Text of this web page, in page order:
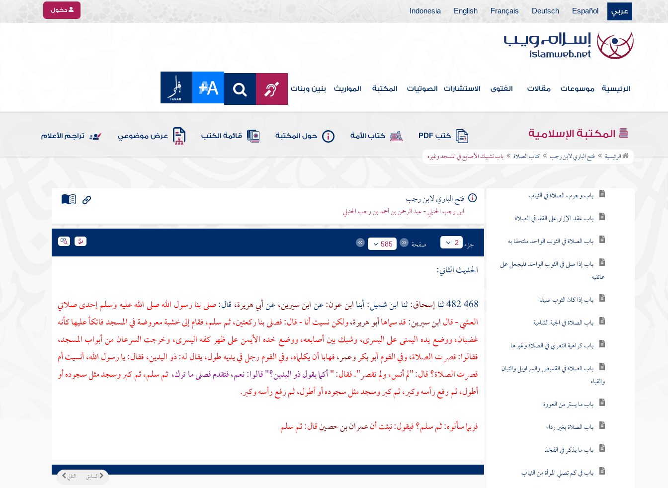
عربي Español
Deutsch
Français
English
Indonesia دخول
الرئيسية موسوعات مقالات الفتوى الاستشارات الصوتيات المكتبة المواريث بنين وبنات
المكتبة الإسلامية كتب PDF كتاب الأمة حول المكتبة قائمة الكتب عرض موضوعي تراجم الأعلام
الرئيسية فتح الباري لابن رجب كتاب الصلاة باب تشبيك الأصابع في المسجد وغيره
فهرس الكتاب
كتاب الإيمان
كتاب الغسل
كتاب الحيض
كتاب التيمم
كتاب الصلاة
باب وجوب الصلاة في الثياب
باب عقد الإزار على القفا في الصلاة
باب الصلاة في الثوب الواحد ملتحفا به
باب إذا صلى في الثوب الواحد فليجعل على
عاتقيه
باب إذا كان الثوب ضيقا
باب الصلاة في الجبة الشامية
باب كراهية التعري في الصلاة وغيرها
باب الصلاة في القميص والسراويل والتبان
والقباء
باب ما يستر من العورة
باب الصلاة بغير رداء
باب ما يذكر في الفخذ
باب في كم تصلي المرأة من الثياب
فتح الباري لابن رجب
ابن رجب الحنبلي - عبد الرحمن بن أحمد بن رجب الحنبلي
جزء 2 صفحة 585
الحديث الثاني:
468 482 ثنا
إسحاق:ثنا ابن شميل: أبناابن عون:عنابن سيرين،عنأبي هريرة،قال:صلى بنا رسول الله صلى الله عليه وسلم إحدى صلاتي
العشي - قالابن سيرين:قد سماهاأبو هريرة،ولكن نسيت أنا - قال: فصلى بنا ركعتين، ثم سلم، فقام إلى خشبة معروضة في المسجد فاتكأ عليها كأنه
غضبان، ووضع يده اليمنى على اليسرى، وشبك بين أصابعه، ووضع خده الأيمن على ظهر كفه اليسرى، وخرجت السرعان من أبواب المسجد،
فقالوا: قصرت الصلاة، وفي القومأبو بكروعمر،فهابا أن يكلماه، وفي القوم رجل في يديه طول، يقال له:ذو اليدين،فقال: يا رسول الله، أنسيت أم
قصرت الصلاة؟ قال: "لم أنس، ولم تقصر". فقال: "أكما يقولذو اليدين؟"قالوا: نعم، فتقدم فصلى ما ترك، ثم سلم، ثم كبر وسجد مثل سجوده أو
أطول، ثم رفع رأسه وكبر، ثم كبر وسجد مثل سجوده أو أطول، ثم رفع رأسه وكبر.
فربما سألوه: ثم سلم؟ فيقول: نبئت أنعمران بن حصينقال: ثم سلم
التالي السابق